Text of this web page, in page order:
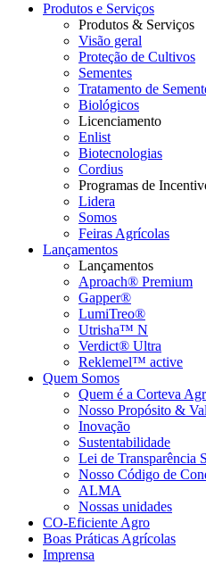
Produtos e Serviços
Produtos & Serviços
Visão geral
Proteção de Cultivos
Sementes
Tratamento de
Biológicos
Licenciamento
Enlist
Biotecnologias
Cordius
Programas de
Lidera
Somos
Feiras Agrícolas
Lançamentos
Lançamentos
Aproach® Premium
Gapper®
LumiTreo®
Utrisha™ N
Verdict® Ultra
Reklemel™ active
Quem Somos
Quem é a Corteva
Nosso Propósito &
Inovação
Sustentabilidade
Lei de Transparência
Nosso Código de
ALMA
Nossas unidades
CO-Eficiente Agro
Boas Práticas Agrícolas
Imprensa